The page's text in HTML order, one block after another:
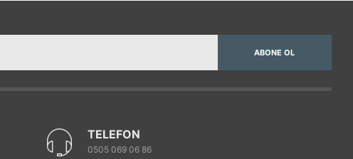
ABONE OL
TELEFON
0505 069 06 86